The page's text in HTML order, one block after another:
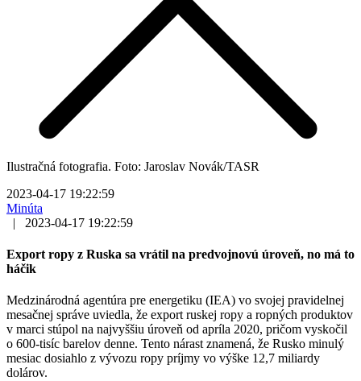
Ilustračná fotografia. Foto: Jaroslav Novák/TASR
2023-04-17 19:22:59
Minúta
|
2023-04-17 19:22:59
Export ropy z Ruska sa vrátil na predvojnovú úroveň, no má to
háčik
Medzinárodná agentúra pre energetiku (IEA) vo svojej pravidelnej
mesačnej správe uviedla, že export ruskej ropy a ropných produktov
v marci stúpol na najvyššiu úroveň od apríla 2020, pričom vyskočil
o 600-tisíc barelov denne. Tento nárast znamená, že Rusko minulý
mesiac dosiahlo z vývozu ropy príjmy vo výške 12,7 miliardy
dolárov.